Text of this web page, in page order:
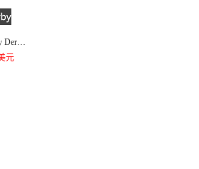
Derby
萝卜
元